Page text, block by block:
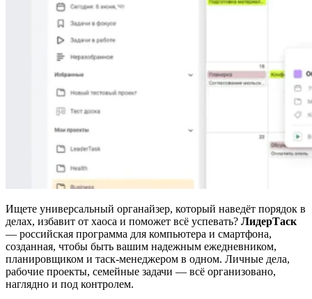
Ищете универсальный органайзер, который наведёт порядок в
делах, избавит от хаоса и поможет всё успевать? ЛидерТаск
— российская программа для компьютера и смартфона,
созданная, чтобы быть вашим надежным ежедневником,
планировщиком и таск-менеджером в одном. Личные дела,
рабочие проекты, семейные задачи — всё организовано,
наглядно и под контролем.